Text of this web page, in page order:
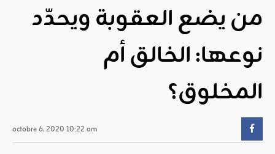
من يضع العقوبة ويحدّد
نوعها: الخالق أم
المخلوق؟
octobre 6, 2020 10:22 am